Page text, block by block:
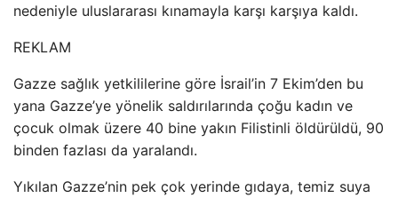
nedeniyle uluslararası kınamayla karşı karşıya kaldı.
REKLAM
Gazze sağlık yetkililerine göre İsrail’in 7 Ekim’den bu
yana Gazze’ye yönelik saldırılarında çoğu kadın ve
çocuk olmak üzere 40 bine yakın Filistinli öldürüldü, 90
binden fazlası da yaralandı.
Yıkılan Gazze’nin pek çok yerinde gıdaya, temiz suya